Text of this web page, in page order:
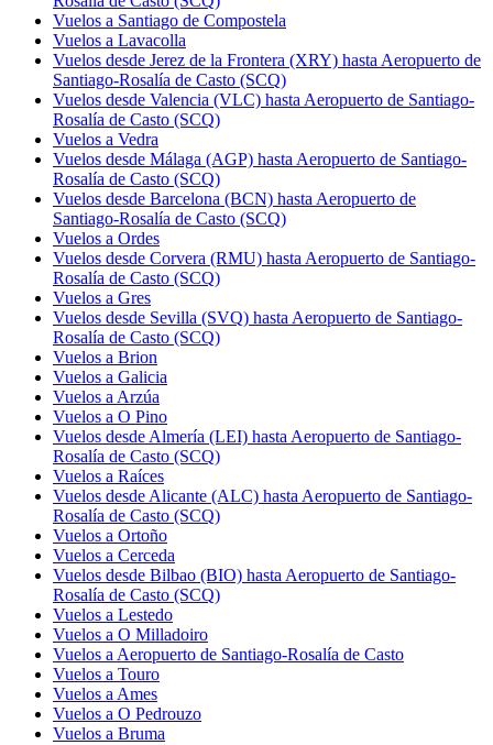
Vuelos a Santiago de Compostela
Vuelos a Lavacolla
Vuelos desde Jerez de la Frontera (XRY) hasta Aeropuerto de
Santiago-Rosalía de Casto (SCQ)
Vuelos desde Valencia (VLC) hasta Aeropuerto de Santiago-
Rosalía de Casto (SCQ)
Vuelos a Vedra
Vuelos desde Málaga (AGP) hasta Aeropuerto de Santiago-
Rosalía de Casto (SCQ)
Vuelos desde Barcelona (BCN) hasta Aeropuerto de
Santiago-Rosalía de Casto (SCQ)
Vuelos a Ordes
Vuelos desde Corvera (RMU) hasta Aeropuerto de Santiago-
Rosalía de Casto (SCQ)
Vuelos a Gres
Vuelos desde Sevilla (SVQ) hasta Aeropuerto de Santiago-
Rosalía de Casto (SCQ)
Vuelos a Brion
Vuelos a Galicia
Vuelos a Arzúa
Vuelos a O Pino
Vuelos desde Almería (LEI) hasta Aeropuerto de Santiago-
Rosalía de Casto (SCQ)
Vuelos a Raíces
Vuelos desde Alicante (ALC) hasta Aeropuerto de Santiago-
Rosalía de Casto (SCQ)
Vuelos a Ortoño
Vuelos a Cerceda
Vuelos desde Bilbao (BIO) hasta Aeropuerto de Santiago-
Rosalía de Casto (SCQ)
Vuelos a Lestedo
Vuelos a O Milladoiro
Vuelos a Aeropuerto de Santiago-Rosalía de Casto
Vuelos a Touro
Vuelos a Ames
Vuelos a O Pedrouzo
Vuelos a Bruma